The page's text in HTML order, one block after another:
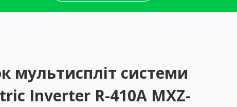
мультиспліт системи
Inverter R-410A MXZ-